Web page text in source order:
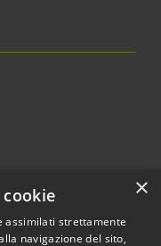
×
assimilati strettamente
navigazione del sito,